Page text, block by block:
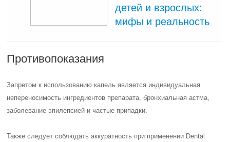
детей и взрослых:
мифы и реальность
Противопоказания
Запретом к использованию капель является индивидуальная
непереносимость ингредиентов препарата, бронхиальная астма,
заболевание эпилепсией и частые припадки.
Также следует соблюдать аккуратность при применении Dental